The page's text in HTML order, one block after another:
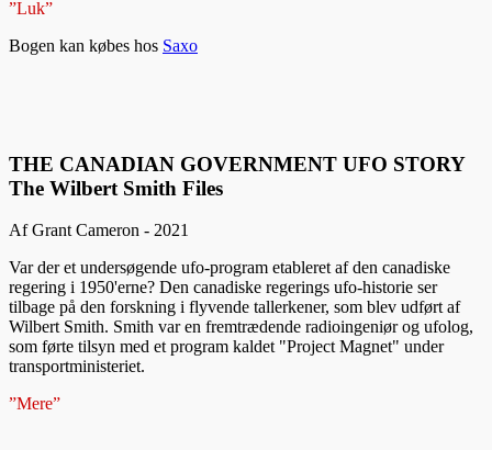
”Luk”
Bogen kan købes hos Saxo
THE CANADIAN GOVERNMENT UFO STORY
The Wilbert Smith Files
Af Grant Cameron - 2021
Var der et undersøgende ufo-program etableret af den canadiske
regering i 1950'erne? Den canadiske regerings ufo-historie ser
tilbage på den forskning i flyvende tallerkener, som blev udført af
Wilbert Smith. Smith var en fremtrædende radioingeniør og ufolog,
som førte tilsyn med et program kaldet "Project Magnet" under
transportministeriet.
”Mere”